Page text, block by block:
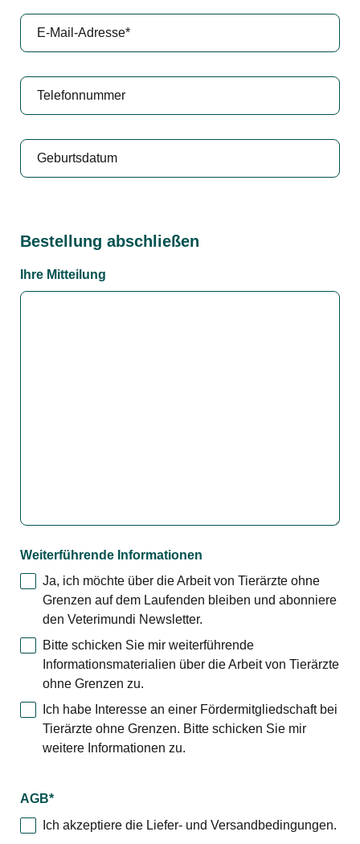
Bestellung abschließen
Ihre Mitteilung
Weiterführende Informationen
Ja, ich möchte über die Arbeit von Tierärzte ohne
Grenzen auf dem Laufenden bleiben und abonniere
den Veterimundi Newsletter.
Bitte schicken Sie mir weiterführende
Informationsmaterialien über die Arbeit von Tierärzte
ohne Grenzen zu.
Ich habe Interesse an einer Fördermitgliedschaft bei
Tierärzte ohne Grenzen. Bitte schicken Sie mir
weitere Informationen zu.
AGB*
Ich akzeptiere die Liefer- und Versandbedingungen.